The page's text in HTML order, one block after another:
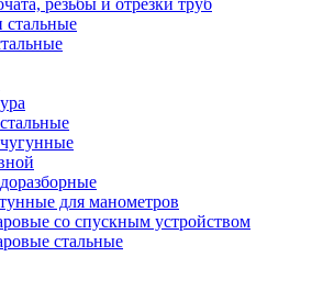
резьбы и отрезки труб
стальные
для манометров
со спускным устройством
стальные